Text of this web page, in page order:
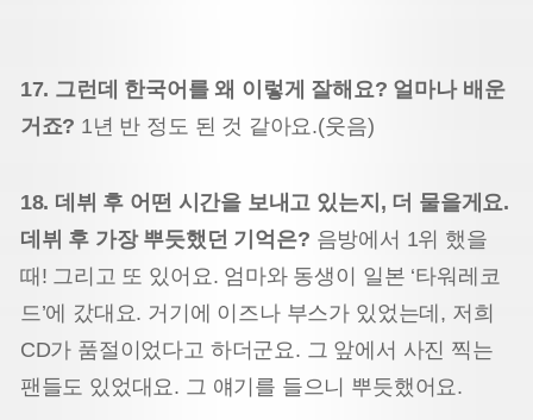
17. 그런데 한국어를 왜 이렇게 잘해요? 얼마나 배운
거죠? 1년 반 정도 된 것 같아요.(웃음)
18. 데뷔 후 어떤 시간을 보내고 있는지, 더 물을게요.
데뷔 후 가장 뿌듯했던 기억은? 음방에서 1위 했을
때! 그리고 또 있어요. 엄마와 동생이 일본 ‘타워레코
드’에 갔대요. 거기에 이즈나 부스가 있었는데, 저희
CD가 품절이었다고 하더군요. 그 앞에서 사진 찍는
팬들도 있었대요. 그 얘기를 들으니 뿌듯했어요.